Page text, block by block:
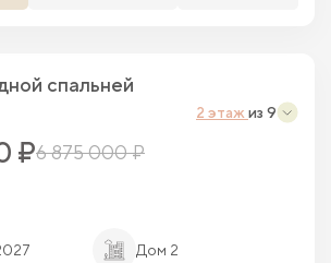
спальней
2 этаж из 9
₽6 875 000 ₽
Дом 2